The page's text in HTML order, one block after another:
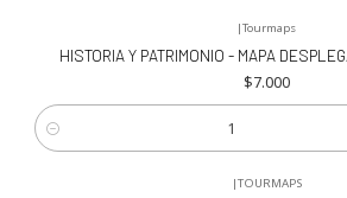
|Tourmaps
HISTORIA Y PATRIMONIO - MAPA
$7.000
Cantidad
|TOURMAPS